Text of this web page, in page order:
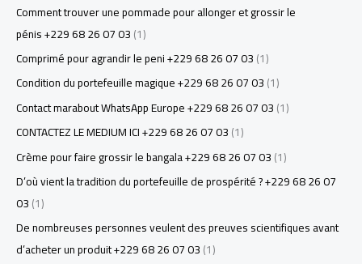
Comment trouver une pommade pour allonger et grossir le
pénis +229 68 26 07 03(1)
Comprimé pour agrandir le peni +229 68 26 07 03(1)
Condition du portefeuille magique +229 68 26 07 03(1)
Contact marabout WhatsApp Europe +229 68 26 07 03(1)
CONTACTEZ LE MEDIUM ICI +229 68 26 07 03(1)
Crème pour faire grossir le bangala +229 68 26 07 03(1)
D’où vient la tradition du portefeuille de prospérité ? +229 68 26 07
03(1)
De nombreuses personnes veulent des preuves scientifiques avant
d’acheter un produit +229 68 26 07 03(1)